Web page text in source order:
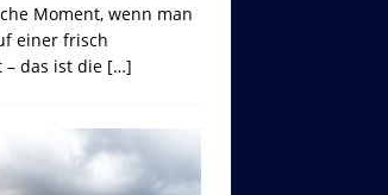
Moment, wenn man
einer frisch
das ist die […]